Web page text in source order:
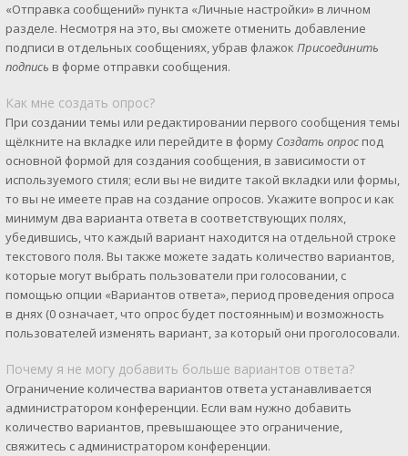
«Отправка сообщений» пункта «Личные настройки» в личном
разделе. Несмотря на это, вы сможете отменить добавление
подписи в отдельных сообщениях, убрав флажок Присоединить
подпись в форме отправки сообщения.
Как мне создать опрос?
При создании темы или редактировании первого сообщения темы
щёлкните на вкладке или перейдите в форму Создать опрос под
основной формой для создания сообщения, в зависимости от
используемого стиля; если вы не видите такой вкладки или формы,
то вы не имеете прав на создание опросов. Укажите вопрос и как
минимум два варианта ответа в соответствующих полях,
убедившись, что каждый вариант находится на отдельной строке
текстового поля. Вы также можете задать количество вариантов,
которые могут выбрать пользователи при голосовании, с
помощью опции «Вариантов ответа», период проведения опроса
в днях (0 означает, что опрос будет постоянным) и возможность
пользователей изменять вариант, за который они проголосовали.
Почему я не могу добавить больше вариантов ответа?
Ограничение количества вариантов ответа устанавливается
администратором конференции. Если вам нужно добавить
количество вариантов, превышающее это ограничение,
свяжитесь с администратором конференции.